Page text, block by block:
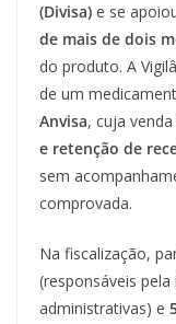
(Divisa) e se
de mais de dois
do produto. A
de um
Anvisa, cuja
e retenção de
sem
comprovada.
Na fiscalização,
(responsáveis
administrativas) e